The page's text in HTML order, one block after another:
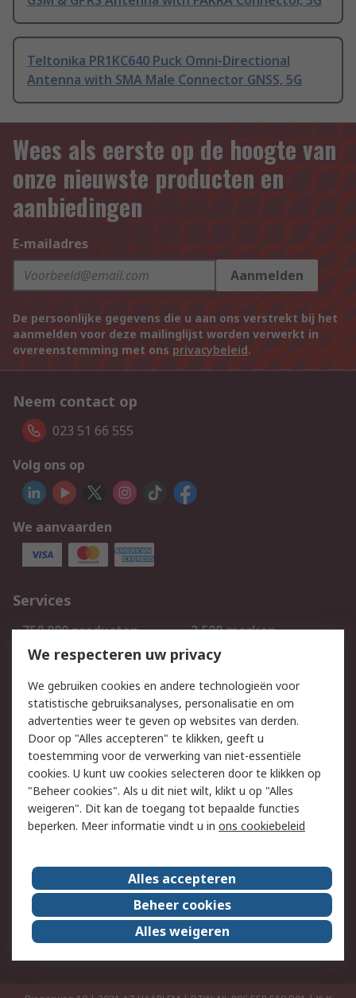
Teltonika PR1KC640 Puck Omni-Directional
Antenna with SMA Male Connector GNSS, 5G
Wees als eerste op de hoogte van
onze nieuwste producten en
aanbiedingen
E-mailadres
Aanmelden
De persoonlijke gegevens die u aan ons verstrekt bij het
aanmelden voor deze mailinglijst worden verwerkt in
overeenstemming met ons privacybeleid.
Neem contact op
023 51 66 555
Volg ons op
We aanvaarden
Services
750.000 producten
2.500 merken
Bestellen
Inkoopoplossingen
Track & Trace
Wettelijk
Cookiebeleid
Email veiligheid
Privacybeleid
Websitevoorwaarden
Algemene
verkoopvoorwaarden
Over RS
RS Group
Over ons
RS wereldwijd
Werken bij RS
ESG
We respecteren uw privacy
We gebruiken cookies en andere technologieën voor
statistische gebruiksanalyses, personalisatie en om
advertenties weer te geven op websites van derden.
Door op "Alles accepteren" te klikken, geeft u
toestemming voor de verwerking van niet-essentiële
cookies. U kunt uw cookies selecteren door te klikken op
"Beheer cookies". Als u dit niet wilt, klikt u op "Alles
weigeren". Dit kan de toegang tot bepaalde functies
beperken. Meer informatie vindt u in ons cookiebeleid
Alles accepteren
Beheer cookies
Alles weigeren